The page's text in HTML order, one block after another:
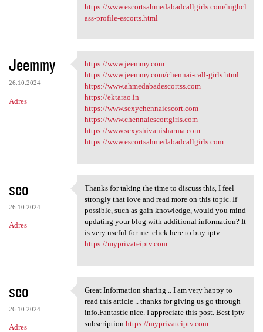
https://www.escortsahmedabadcallgirls.com/highcl
ass-profile-escorts.html
Jeemmy
26.10.2024
Adres
https://www.jeemmy.com
https://www.jeemmy.com
https://www.jeemmy.com/chennai-call-girls.html
https://www.ahmedabadescortss.com
https://ektarao.in
https://www.sexychennaiescort.com
https://www.chennaiescortgirls.com
https://www.sexyshivanisharma.com
https://www.escortsahmedabadcallgirls.com
seo
26.10.2024
Adres
Thanks for taking the time to
Thanks for taking the time to discuss this, I feel
strongly that love and read more on this topic. If
possible, such as gain knowledge, would you mind
updating your blog with additional information? It
is very useful for me. click here to buy iptv
https://myprivateiptv.com
seo
26.10.2024
Adres
Great Information sharing ..
Great Information sharing .. I am very happy to
read this article .. thanks for giving us go through
info.Fantastic nice. I appreciate this post. Best iptv
subscription https://myprivateiptv.com